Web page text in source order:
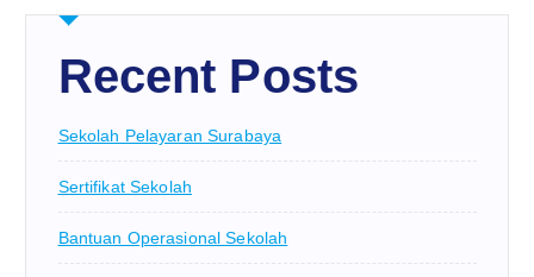
Recent Posts
Sekolah Pelayaran Surabaya
Sertifikat Sekolah
Bantuan Operasional Sekolah